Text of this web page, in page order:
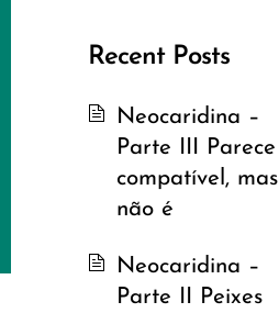
Recent Posts
Neocaridina –
Parte III Parece
compatível, mas
não é
Neocaridina –
Parte II Peixes